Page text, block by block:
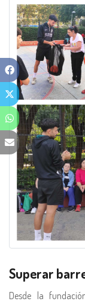
Superar
Desde la